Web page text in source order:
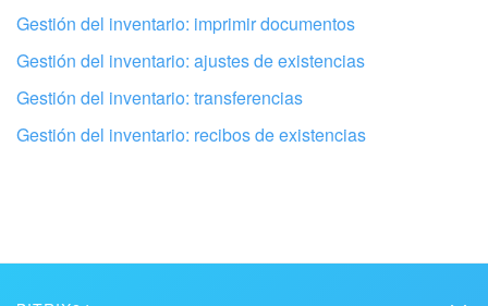
Configura tu Bitrix24 con profesionales
Gestión del inventario: imprimir documentos
Gestión del inventario: ajustes de existencias
Gestión del inventario: transferencias
Gestión del inventario: recibos de existencias